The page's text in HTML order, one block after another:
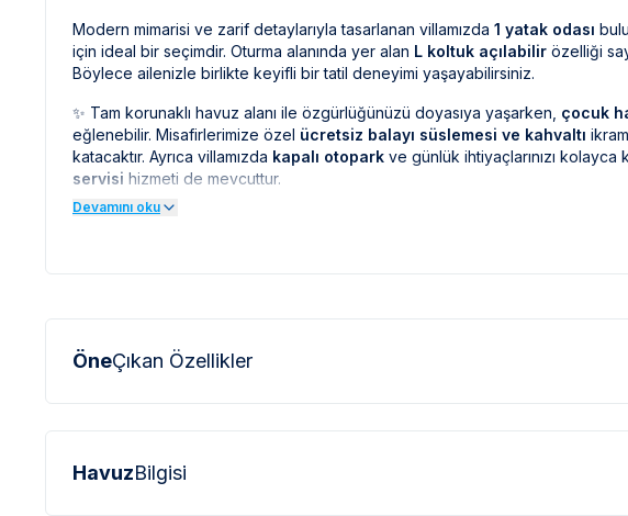
Modern mimarisi ve zarif detaylarıyla tasarlanan villamızda 1 yatak odası
için ideal bir seçimdir. Oturma alanında yer alan L koltuk açılabilir özelliği
Böylece ailenizle birlikte keyifli bir tatil deneyimi yaşayabilirsiniz.
✨ Tam korunaklı havuz alanı ile özgürlüğünüzü doyasıya yaşarken, çocuk
eğlenebilir. Misafirlerimize özel ücretsiz balayı süslemesi ve kahvaltı
katacaktır. Ayrıca villamızda kapalı otopark ve günlük ihtiyaçlarınızı kolayca
servisi hizmeti de mevcuttur.
🏖️ Konum olarak;
Villa Harmonia’da hem huzur dolu bir atmosferde dinlenecek, hem de Kalkan
Devamını oku
ÖneÇıkan Özellikler
HavuzBilgisi